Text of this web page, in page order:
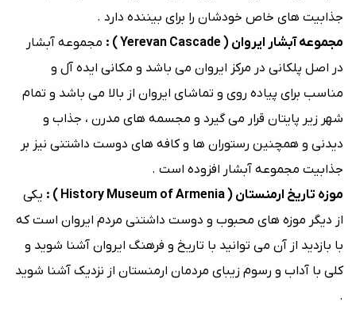
جذابیت های خاص خودشان را برای بیننده دارد .
مجموعه آبشار ایروان ( Yerevan Cascade ) :
مجموعه آبشار
در اصل پلکانی در مرکز ایروان می باشد و مکانی ایده آل و
مناسب برای پیاده روی و تماشای ایروان از بالا می باشد و تمام
شهر زیر پایتان قرار می گیرد و مجسمه های مدرن ، جذاب و
دیدنی و همچنین رستوران ها و کافه های دوست داشتنی نیز بر
جذابیت مجموعه آبشار افزوده است .
موزه تاریخ ارمنستان ( History Museum of Armenia ) :
یکی
از دیگر موزه های محبوب و دوست داشتنی مردم ایروان است که
با بازدید از آن می توانید با تاریخ و فرهنگ ایروان آشنا شوید و
کلی با آداب و رسوم زیبای مردمان ارمنستان از نزدیک آشنا شوید
.